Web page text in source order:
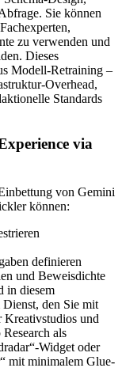
Sie können
zu verwenden und
Dieses
Modell-Retraining –
Overhead,
Standards
via
von Gemini
können:
definieren
und Beweisdichte
in diesem
den Sie mit
und
als
Widget oder
mit minimalem Glue-